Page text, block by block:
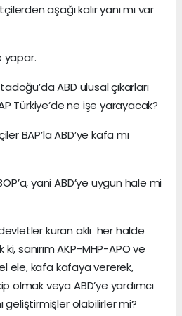
aşağı kalır yanı mı var
yapar.
ABD ulusal çıkarları
Türkiye’de ne işe yarayacak?
BAP’la ABD’ye kafa mı
yani ABD’ye uygun hale mi
devletler kuran aklı her halde
sanırım AKP-MHP-APO ve
ele, kafa kafaya vererek,
olmak veya ABD’ye yardımcı
geliştirmişler olabilirler mi?